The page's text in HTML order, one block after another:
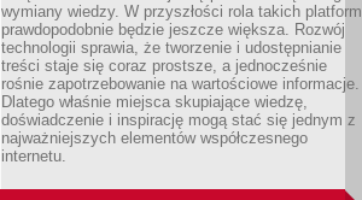
wymiany wiedzy. W przyszłości rola takich platform
prawdopodobnie będzie jeszcze większa. Rozwój
technologii sprawia, że tworzenie i udostępnianie
treści staje się coraz prostsze, a jednocześnie
rośnie zapotrzebowanie na wartościowe informacje.
Dlatego właśnie miejsca skupiające wiedzę,
doświadczenie i inspirację mogą stać się jednym z
najważniejszych elementów współczesnego
internetu.